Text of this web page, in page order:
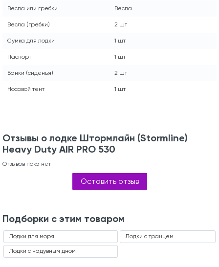
Весла или гребки Весла
Весла (гребки) 2 шт
Сумка для лодки 1 шт
Паспорт 1 шт
Банки (сиденья) 2 шт
Носовой тент 1 шт
Отзывы о лодке Штормлайн (Stormline)
Heavy Duty AIR PRO 530
Отзывов пока нет
Оставить отзыв
Подборки с этим товаром
Лодки для моря
Лодки с надувным дном
Лодки с транцем